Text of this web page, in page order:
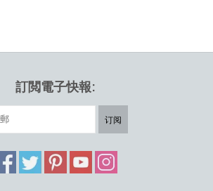
訂閲電子快報:
订阅